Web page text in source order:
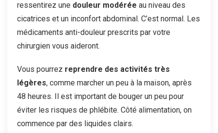
ressentirez une douleur modérée au niveau des
cicatrices et un inconfort abdominal. C’est normal. Les
médicaments anti-douleur prescrits par votre
chirurgien vous aideront.
Vous pourrez reprendre des activités très
légères, comme marcher un peu à la maison, après
48 heures. Il est important de bouger un peu pour
éviter les risques de phlébite. Côté alimentation, on
commence par des liquides clairs.